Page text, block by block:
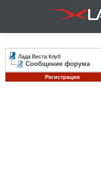
Лада Веста Клуб
Сообщение форума
Регистрация